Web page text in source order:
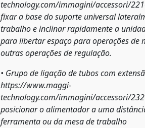
technology.com/immagini/accessori/
fixar a base do suporte universal
trabalho e inclinar rapidamente a
para libertar espaço para operações de
outras operações de regulação.
• Grupo de ligação de tubos com
https://www.maggi-
technology.com/immagini/accessori/
posicionar o alimentador a uma
ferramenta ou da mesa de trabalho